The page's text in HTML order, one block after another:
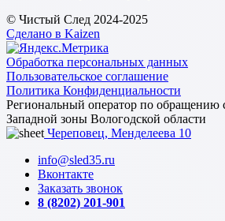
© Чистый След 2024-2025
Сделано в Kaizen
Обработка персональных данных
Пользовательское соглашение
Политика Конфиденциальности
Региональный оператор по обращению
Западной зоны Вологодской области
Череповец, Менделеева 10
info@sled35.ru
Вконтакте
Заказать звонок
8 (8202) 201-901